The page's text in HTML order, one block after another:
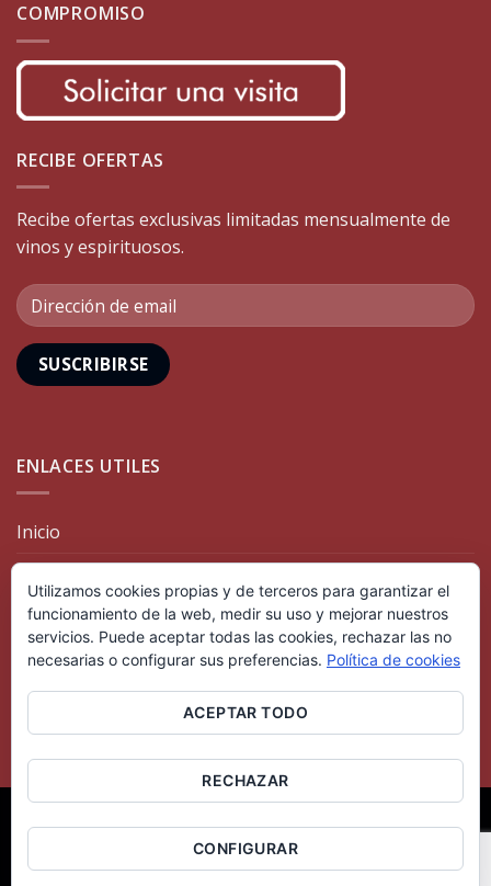
COMPROMISO
RECIBE OFERTAS
Recibe ofertas exclusivas limitadas mensualmente de
vinos y espirituosos.
ENLACES UTILES
Inicio
Distribuciones
Contacto
Política de privacidad
Política de cookies
POLÍTICA DE PRIVACIDAD
POLÍTICA DE COOKIES
Bodegas Carlos Valero
Utilizamos cookies propias y de terceros para garantizar el
funcionamiento de la web, medir su uso y mejorar nuestros
servicios. Puede aceptar todas las cookies, rechazar las no
necesarias o configurar sus preferencias. Política de cookies
ACEPTAR TODO
RECHAZAR
CONFIGURAR